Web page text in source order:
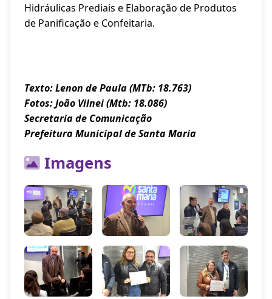
Hidráulicas Prediais e Elaboração de Produtos
de Panificação e Confeitaria.
Texto: Lenon de Paula (MTb: 18.763)
Fotos: João Vilnei (Mtb: 18.086)
Secretaria de Comunicação
Prefeitura Municipal de Santa Maria
Imagens